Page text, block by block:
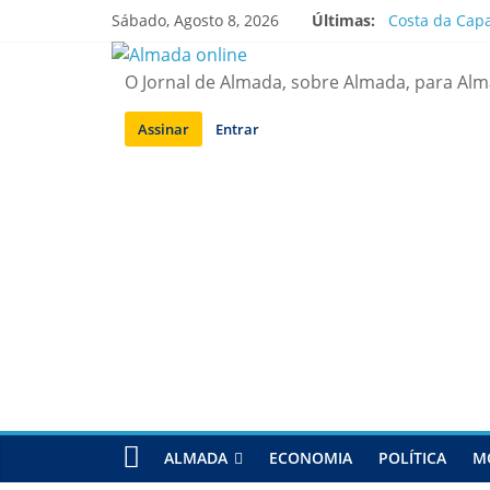
Sábado, Agosto 8, 2026 Últimas:
Costa da
Laranjeiro |
Ponte 25 de
O Jornal de Almada, sobre Almada, para
Assinar Entrar
ALMADA ECONOMIA POLÍTICA